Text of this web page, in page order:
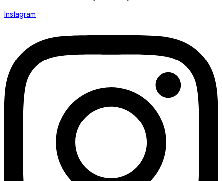
Instagram